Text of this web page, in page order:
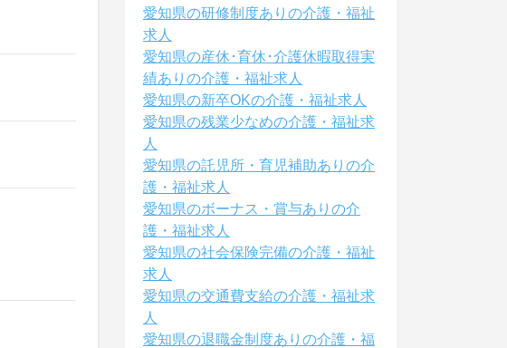
愛知県の研修制度ありの介護・福祉
求人
愛知県の産休･育休･介護休暇取得実
績ありの介護・福祉求人
愛知県の新卒OKの介護・福祉求人
愛知県の残業少なめの介護・福祉求
人
愛知県の託児所・育児補助ありの介
護・福祉求人
愛知県のボーナス・賞与ありの介
護・福祉求人
愛知県の社会保険完備の介護・福祉
求人
愛知県の交通費支給の介護・福祉求
人
愛知県の退職金制度ありの介護・福